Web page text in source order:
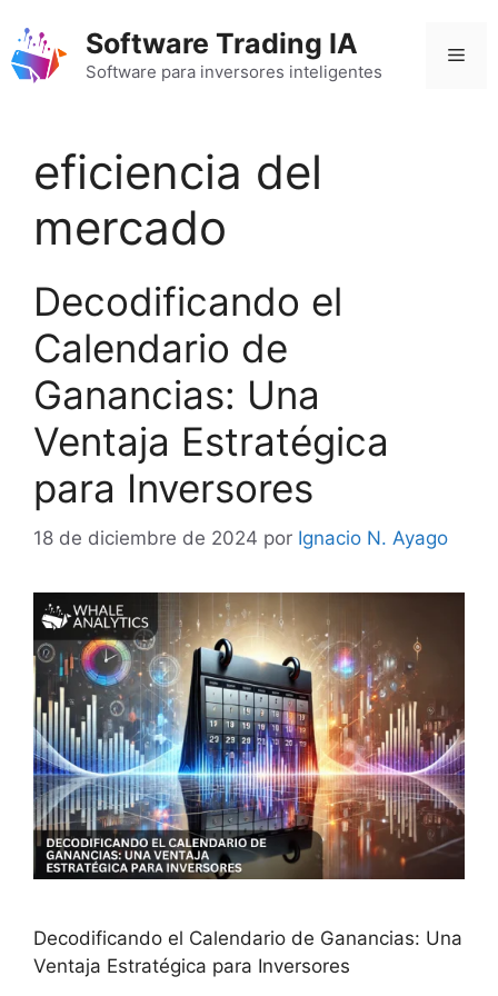
contenido
Software Trading IA
Software para inversores inteligentes
eficiencia del
mercado
Decodificando el
Calendario de
Ganancias: Una
Ventaja Estratégica
para Inversores
18 de diciembre de 2024 por Ignacio N. Ayago
Decodificando el Calendario de Ganancias: Una
Ventaja Estratégica para Inversores